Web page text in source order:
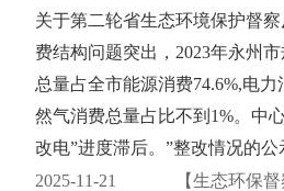
关于第二轮省生态环境保护督
费结构问题突出，2023年永州
总量占全市能源消费74.6%,电力
然气消费总量占比不到1%。中
改电”进度滞后。”整改情况的公
2025-11-21
【生态环保督